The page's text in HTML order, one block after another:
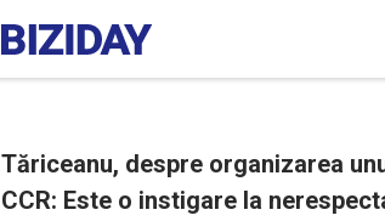
Tăriceanu, despre organizarea
CCR: Este o instigare la